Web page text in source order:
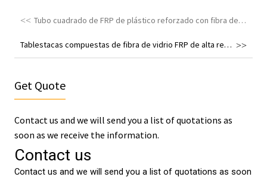
Tubo cuadrado de FRP de plástico reforzado con fibra de vidrio personalizado
Tablestacas compuestas de fibra de vidrio FRP de alta resistencia contra la erosión
Get Quote
Contact us and we will send you a list of quotations as
soon as we receive the information.